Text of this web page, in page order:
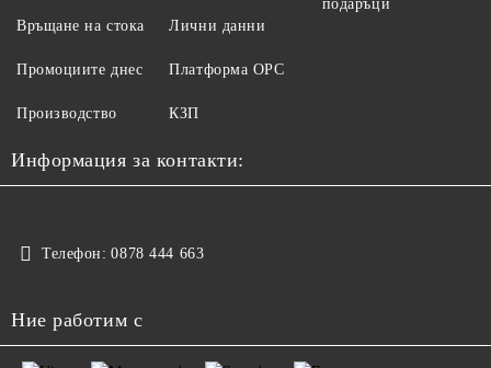
Връщане на стока
Промоциите днес
Производство
Лични данни
Платформа ОРС
КЗП
подаръци
Информация за контакти:
Телефон: 0878 444 663
Ние работим с